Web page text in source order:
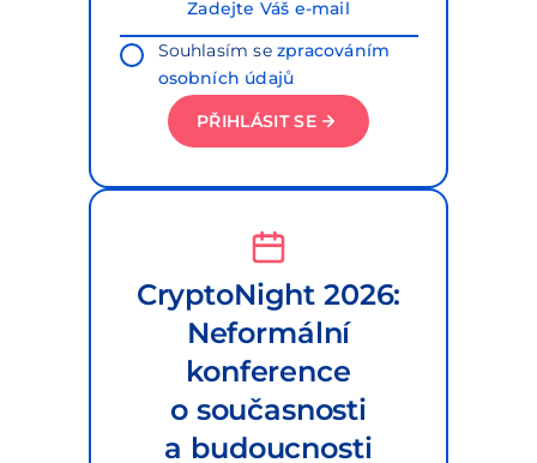
Souhlasím sezpracováním
osobních údajů
PŘIHLÁSIT SE
CryptoNight 2026:
Neformální
konference
o současnosti
a budoucnosti